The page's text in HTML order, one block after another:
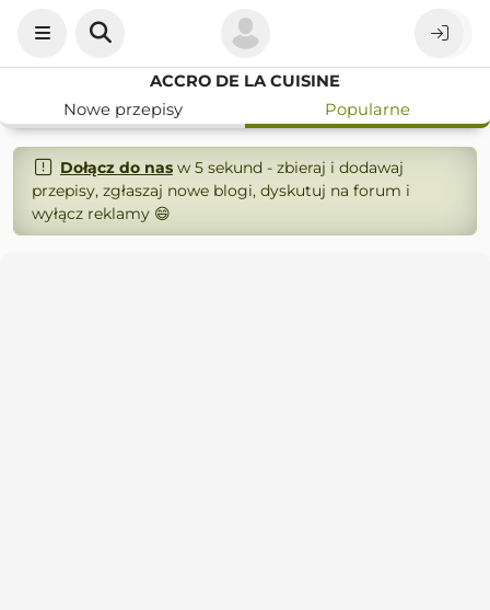
ACCRO DE LA CUISINE
Nowe przepisy
Popularne
Dołącz do nasw 5 sekund - zbieraj i dodawaj
przepisy, zgłaszaj nowe blogi, dyskutuj na forum i
wyłącz reklamy 😄